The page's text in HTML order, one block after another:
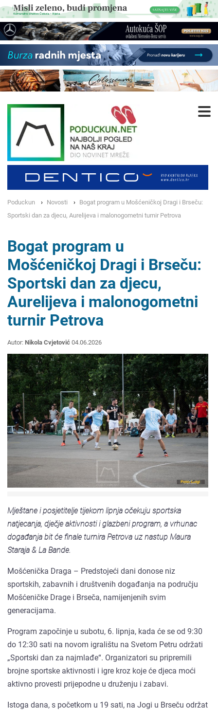
Poduckun Novosti
Bogat program u Mošćeničkoj Dragi i Brseču:
Sportski dan za djecu, Aurelijeva i malonogometni turnir Petrova
Bogat program u
Mošćeničkoj Dragi i Brseču:
Sportski dan za djecu,
Aurelijeva i malonogometni
turnir Petrova
Autor: Nikola Cvjetović 04.06.2026
Mještane i posjetitelje tijekom lipnja očekuju sportska
natjecanja, dječje aktivnosti i glazbeni program, a vrhunac
događanja bit će finale turnira Petrova uz nastup Maura
Staraja & La Bande.
Mošćenička Draga – Predstojeći dani donose niz
sportskih, zabavnih i društvenih događanja na području
Mošćeničke Drage i Brseča, namijenjenih svim
generacijama.
Program započinje u subotu, 6. lipnja, kada će se od 9:30
do 12:30 sati na novom igralištu na Svetom Petru održati
„Sportski dan za najmlađe“. Organizatori su pripremili
brojne sportske aktivnosti i igre kroz koje će djeca moći
aktivno provesti prijepodne u druženju i zabavi.
Istoga dana, s početkom u 19 sati, na Jogi u Brseču održat